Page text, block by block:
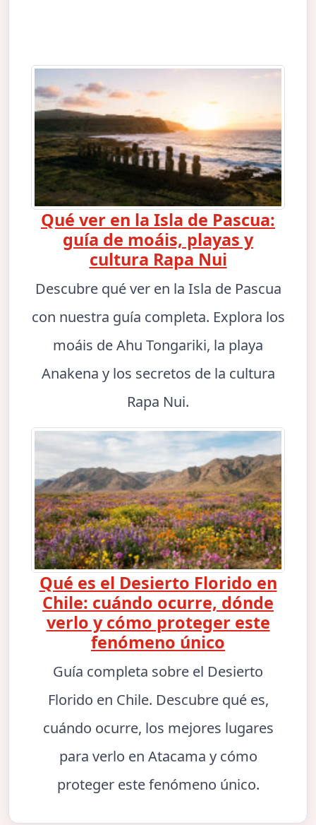
Qué ver en la Isla de Pascua:
guía de moáis, playas y
cultura Rapa Nui
Descubre qué ver en la Isla de Pascua
con nuestra guía completa. Explora los
moáis de Ahu Tongariki, la playa
Anakena y los secretos de la cultura
Rapa Nui.
Qué es el Desierto Florido en
Chile: cuándo ocurre, dónde
verlo y cómo proteger este
fenómeno único
Guía completa sobre el Desierto
Florido en Chile. Descubre qué es,
cuándo ocurre, los mejores lugares
para verlo en Atacama y cómo
proteger este fenómeno único.